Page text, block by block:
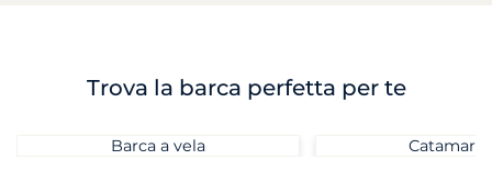
Trova la barca perfetta per te
Barca a vela